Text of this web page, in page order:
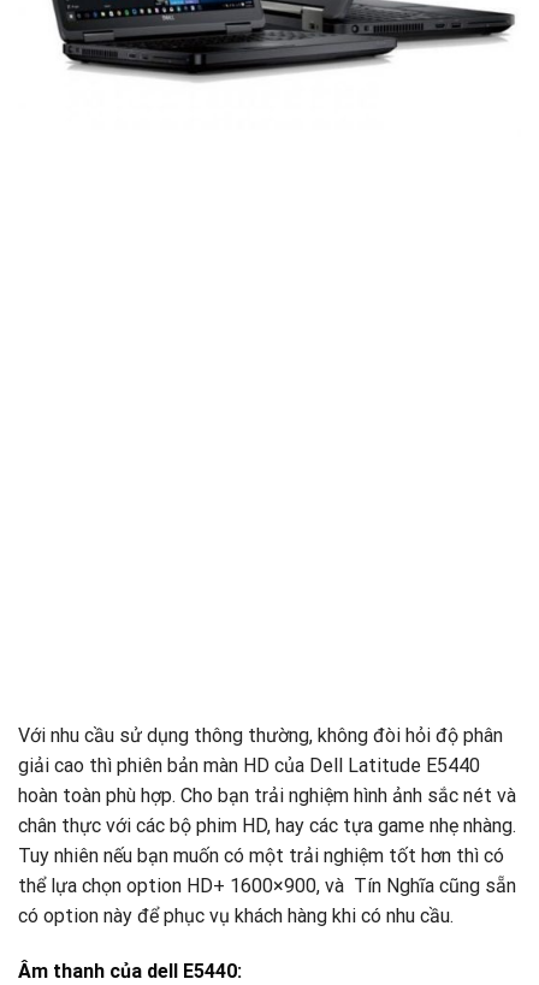
Với nhu cầu sử dụng thông thường, không đòi hỏi độ phân
giải cao thì phiên bản màn HD của Dell Latitude E5440
hoàn toàn phù hợp. Cho bạn trải nghiệm hình ảnh sắc nét và
chân thực với các bộ phim HD, hay các tựa game nhẹ nhàng.
Tuy nhiên nếu bạn muốn có một trải nghiệm tốt hơn thì có
thể lựa chọn option HD+ 1600×900, và Tín Nghĩa cũng sẵn
có option này để phục vụ khách hàng khi có nhu cầu.
Âm thanh của dell E5440: